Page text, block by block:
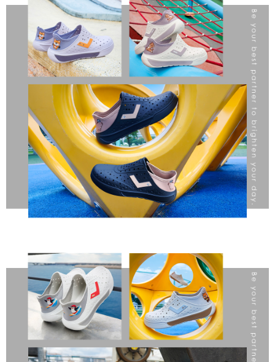
【「AFTEE先享後付」結帳流程】
１．於結帳方式選擇「AFTEE先享後付」後，將跳轉至「AFTEE先享後付」
結帳頁面，進行簡訊認證並確認金額後，即可完成結帳。
２．訂單成立數日內，您將收到繳費通知簡訊。
３．收到繳費通知簡訊後14天內，點擊此簡訊中的連結，可透過四大超商／
ATM／網路銀行／等多元方式進行付款，方視為交易完成。
※ 請注意：結帳手續完成當下不需立刻繳費，但若您需要取消訂單，請聯絡
購買商品的店家。未經商家同意取消之訂單仍視為有效，需透過AFTEE先享
後付繳納相關費用。
※ 交易是否成功請以「AFTEE先享後付 」之結帳頁面顯示為準，若有關於
是否繳費成功／繳費後需取消欲退款等相關疑問，請聯繫「AFTEE先享後付
客戶支援中心」https://netprotections.freshdesk.com/support/home
【注意事項】
１．透過由恩沛科技股份有限公司提供之「AFTEE先享後付」服務完成之交
易，需依本服務之必要範圍內提供個人資料，並將交易相關給付款項請求債
權轉讓予恩沛科技股份有限公司。
２．關於個人資料處理事宜，請瀏覽以下網址：
https://aftee.tw/terms/#terms3
４．使用「AFTEE先享後付」時，將依據個別帳號之用戶狀況，依本公司即
時審查核予不同之上限額度；若仍有額度不足之情形，本公司將視審查結果
請求用戶進行身份認證。
５．嚴禁一人註冊多個帳號或使用他人資訊註冊。若發現惡意使用之情形，
恩沛科技股份有限公司將有權停止該用戶之使用額度並採取法律行動。